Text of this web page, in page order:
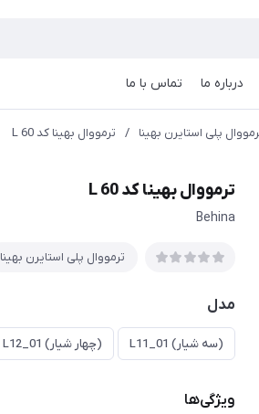
درباره ما تماس با ما
پلی استایرن بهینا / ترمووال بهینا کد L 60
ترمووال بهینا کد L 60
Behina
ترمووال پلی استایرن بهینا
مدل
(سه شیار) L11_01 (چهار شیار) L12_01
ویژگی‌ها